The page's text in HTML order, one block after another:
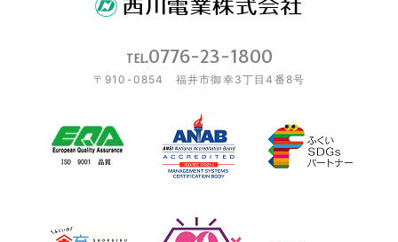
TEL.0776-23-1800
〒910-0854 福井市御幸3丁目4番8号